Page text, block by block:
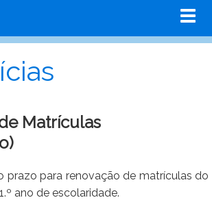
Matrículas
prazo para renovação de matrículas do
ano de escolaridade.